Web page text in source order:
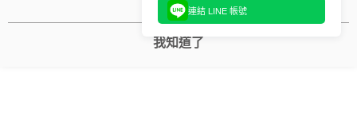
我知道了
連結 LINE 帳號